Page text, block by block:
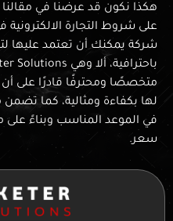
هكذا نكون قد عرضنا في
على شروط التجارة
شركة يمكنك أن تعتمد عليها
متخصصًا ومحترفًا قادرًا على أن
لها بكفاءة ومثالية، كما
في الموعد المناسب وبناءً على
سعر.